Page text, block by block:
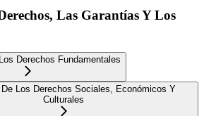
Las Garantías Y Los
Derechos Fundamentales
Los Derechos Sociales, Económicos Y
Culturales